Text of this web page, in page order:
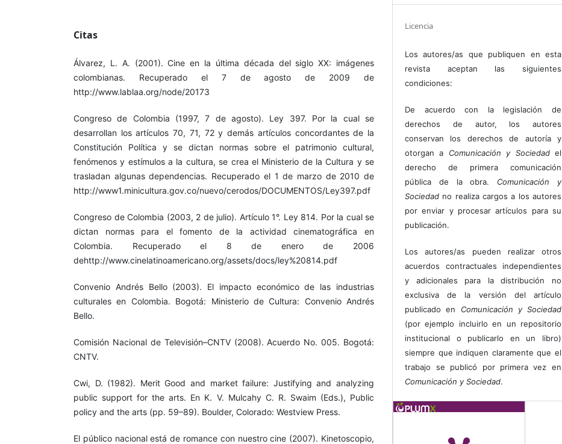
Citas
Álvarez, L. A. (2001). Cine en la última década del siglo XX: imágenes
colombianas. Recuperado el 7 de agosto de 2009 de
http://www.lablaa.org/node/20173
Congreso de Colombia (1997, 7 de agosto). Ley 397. Por la cual se
desarrollan los artículos 70, 71, 72 y demás artículos concordantes de la
Constitución Política y se dictan normas sobre el patrimonio cultural,
fenómenos y estímulos a la cultura, se crea el Ministerio de la Cultura y se
trasladan algunas dependencias. Recuperado el 1 de marzo de 2010 de
http://www1.minicultura.gov.co/nuevo/cerodos/DOCUMENTOS/Ley397.pdf
Congreso de Colombia (2003, 2 de julio). Artículo 1°. Ley 814. Por la cual se
dictan normas para el fomento de la actividad cinematográfica en
Colombia. Recuperado el 8 de enero de 2006
dehttp://www.cinelatinoamericano.org/assets/docs/ley%20814.pdf
Convenio Andrés Bello (2003). El impacto económico de las industrias
culturales en Colombia. Bogotá: Ministerio de Cultura: Convenio Andrés
Bello.
Comisión Nacional de Televisión–CNTV (2008). Acuerdo No. 005. Bogotá:
CNTV.
Cwi, D. (1982). Merit Good and market failure: Justifying and analyzing
public support for the arts. En K. V. Mulcahy C. R. Swaim (Eds.), Public
policy and the arts (pp. 59–89). Boulder, Colorado: Westview Press.
El público nacional está de romance con nuestro cine (2007). Kinetoscopio,
Licencia
Los autores/as que publiquen en esta
revista aceptan las siguientes
condiciones:
De acuerdo con la legislación de
derechos de autor, los autores
conservan los derechos de autoría y
otorgan a Comunicación y Sociedadel
derecho de primera comunicación
pública de la obra. Comunicación y
Sociedad no realiza cargos a los autores
por enviar y procesar artículos para su
publicación.
Los autores/as pueden realizar otros
acuerdos contractuales independientes
y adicionales para la distribución no
exclusiva de la versión del artículo
publicado en Comunicación y Sociedad
(por ejemplo incluirlo en un repositorio
institucional o publicarlo en un libro)
siempre que indiquen claramente que el
trabajo se publicó por primera vez en
Comunicación y Sociedad.